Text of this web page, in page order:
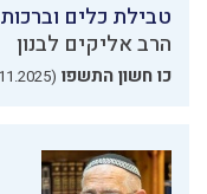
טבילת כלים וברכות
הרב אליקים לבנון
כו חשון התשפו (17.11.2025)